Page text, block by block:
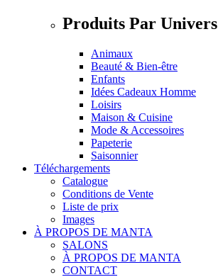
Produits Par Univers
Animaux
Beauté & Bien-être
Enfants
Idées Cadeaux Homme
Loisirs
Maison & Cuisine
Mode & Accessoires
Papeterie
Saisonnier
Téléchargements
Catalogue
Conditions de Vente
Liste de prix
Images
À PROPOS DE MANTA
SALONS
À PROPOS DE MANTA
CONTACT